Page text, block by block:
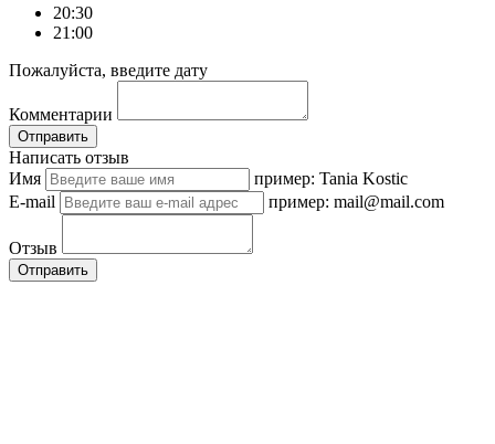
20:30
21:00
Пожалуйста, введите дату
Комментарии
Отправить
Написать отзыв
Имя
пример: Tania Kostic
E-mail
пример: mail@mail.com
Отзыв
Отправить